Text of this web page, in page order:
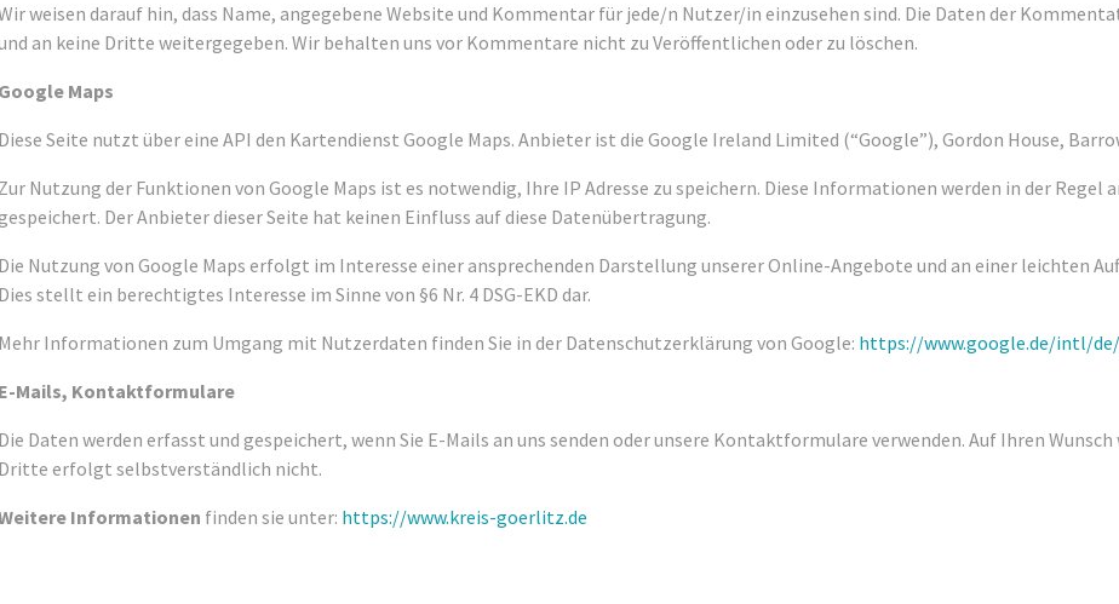
weisen darauf hin, dass Name, angegebene Website und Kommentar für jede/n Nutzer/in einzusehen sind. Die Daten der
an keine Dritte weitergegeben. Wir behalten uns vor Kommentare nicht zu Veröffentlichen oder zu löschen.
Maps
Seite nutzt über eine API den Kartendienst Google Maps. Anbieter ist die Google Ireland Limited (“Google”), Gordon House,
Nutzung der Funktionen von Google Maps ist es notwendig, Ihre IP Adresse zu speichern. Diese Informationen werden in der Regel
Der Anbieter dieser Seite hat keinen Einfluss auf diese Datenübertragung.
Nutzung von Google Maps erfolgt im Interesse einer ansprechenden Darstellung unserer Online-Angebote und an einer leichten
stellt ein berechtigtes Interesse im Sinne von §6 Nr. 4 DSG-EKD dar.
Informationen zum Umgang mit Nutzerdaten finden Sie in der Datenschutzerklärung von Google: https://www.google.de/intl/
Mails, Kontaktformulare
Daten werden erfasst und gespeichert, wenn Sie E-Mails an uns senden oder unsere Kontaktformulare verwenden. Auf Ihren
erfolgt selbstverständlich nicht.
Informationen finden sie unter: https://www.kreis-goerlitz.de